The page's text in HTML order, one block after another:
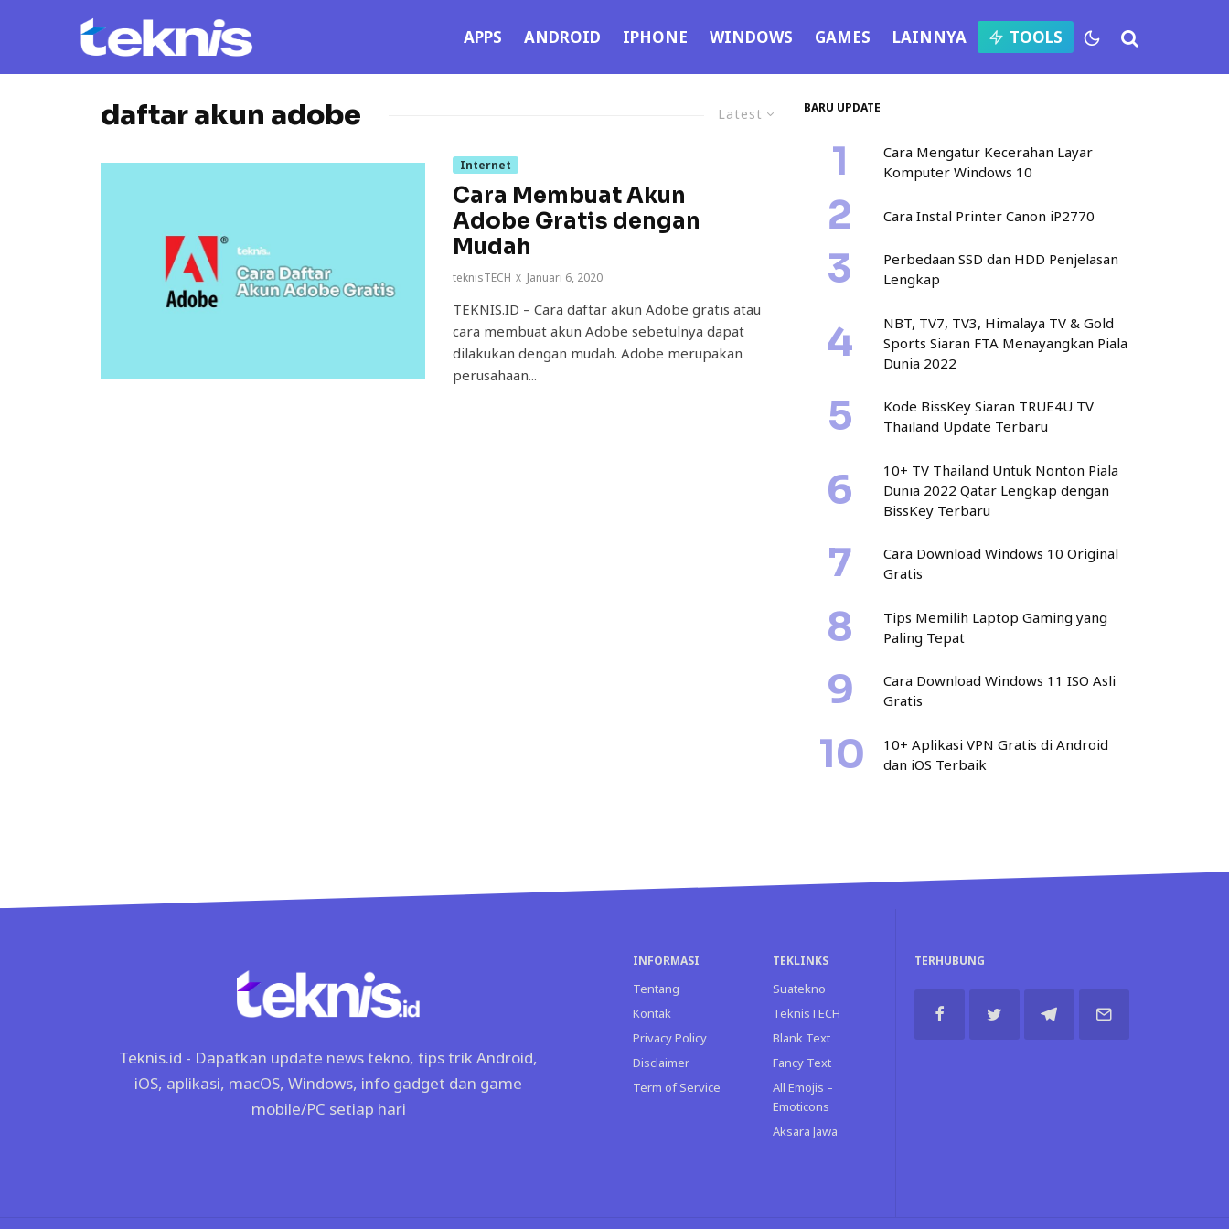
APPS ANDROID IPHONE WINDOWS GAMES LAINNYA TOOLS
Latest
daftar akun adobe
Internet
Cara Membuat Akun
Adobe Gratis dengan
Mudah
teknisTECH · Januari 6, 2020
TEKNIS.ID – Cara daftar akun Adobe gratis atau
cara membuat akun Adobe sebetulnya dapat
dilakukan dengan mudah. Adobe merupakan
perusahaan...
BARU UPDATE
Cara Mengatur Kecerahan Layar
Komputer Windows 10
Cara Instal Printer Canon iP2770
Perbedaan SSD dan HDD Penjelasan
Lengkap
NBT, TV7, TV3, Himalaya TV & Gold
Sports Siaran FTA Menayangkan Piala
Dunia 2022
Kode BissKey Siaran TRUE4U TV
Thailand Update Terbaru
10+ TV Thailand Untuk Nonton Piala
Dunia 2022 Qatar Lengkap dengan
BissKey Terbaru
Cara Download Windows 10 Original
Gratis
Tips Memilih Laptop Gaming yang
Paling Tepat
Cara Download Windows 11 ISO Asli
Gratis
10+ Aplikasi VPN Gratis di Android
dan iOS Terbaik
Teknis.id - Dapatkan update news tekno, tips trik Android,
iOS, aplikasi, macOS, Windows, info gadget dan game
mobile/PC setiap hari
INFORMASI
Tentang
Kontak
Privacy Policy
Disclaimer
Term of Service
TEKLINKS
Suatekno
TeknisTECH
Blank Text
Fancy Text
All Emojis –
Emoticons
Aksara Jawa
TERHUBUNG